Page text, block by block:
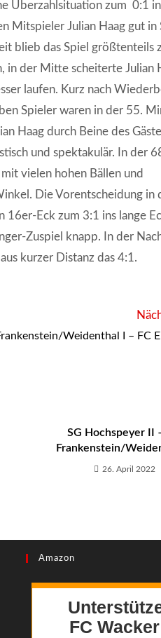
Überzahlsituation zum 0:1
Mitspieler Julian Haag gut in
blieb das Spiel größtenteils
in der Mitte scheiterte Julian
laufen. Kurz nach
Spieler waren in der 55.
Haag durch Beine des
und spektakulär. In der
vielen hohen Bällen und
Die Vorentscheidung in
16er-Eck zum 3:1 ins lange
Zuspiel knapp. In der
kurzer Distanz das 4:1.
Weidenthal I – FC
SG Hochspeyer II
Frankenstein/
26. April 2022
Amazon